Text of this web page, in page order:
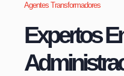
Agentes Transformadores
Expertos